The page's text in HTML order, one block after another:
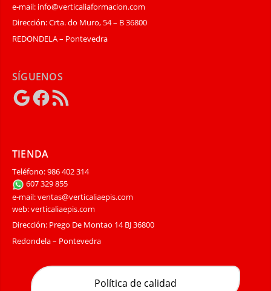
e-mail: info@verticaliaformacion.com
Dirección: Crta. do Muro, 54 – B 36800
REDONDELA – Pontevedra
SÍGUENOS
GoogleFacebook
Feed
RSS
TIENDA
Teléfono: 986 402 314
607 329 855
e-mail: ventas@verticaliaepis.com
web: verticaliaepis.com
Dirección: Prego De Montao 14 BJ 36800
Redondela – Pontevedra